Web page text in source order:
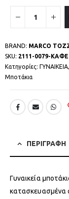
BRAND: MARCO
SKU: 2111-0079-ΚΑΦΕ
Κατηγορίες: ΓΥΝΑΙΚΕΙΑ,
Μποτάκια
ΠΕΡΙΓΡΑΦΗ
Γυναικεία
κατασκευασμένα